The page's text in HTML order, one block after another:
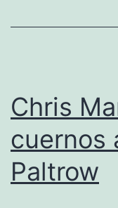
Chris
cuernos
Paltrow